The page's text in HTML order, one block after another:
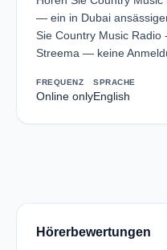
— ein in Dubai
Sie Country Music Radio
Streema — keine
FREQUENZ
Online only
SPRACHE
English
Hörerbewertungen